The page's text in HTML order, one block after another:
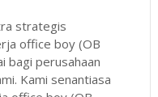
strategis
office boy (OB
bagi perusahaan
Kami senantiasa